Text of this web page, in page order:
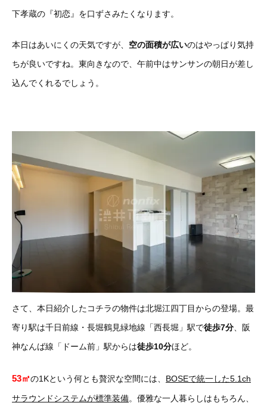
下孝蔵の『初恋』を口ずさみたくなります。
本日はあいにくの天気ですが、 空の面積が広いのはやっぱり気持
ちが良いですね。東向きなので、午前中はサンサンの朝日が差し
込んでくれるでしょう。
さて、 本日紹介したコチラの物件は北堀江四丁目からの登場。最
寄り駅は千日前線・長堀鶴見緑地線「西長堀」駅で徒歩7分 、阪
神なんば線「ドーム前」駅からは徒歩10分ほど。
53㎡の1Kという何とも贅沢な空間には、 BOSEで統一した5.1ch
サラウンドシステムが標準装備。優雅な一人暮らしはもちろん、